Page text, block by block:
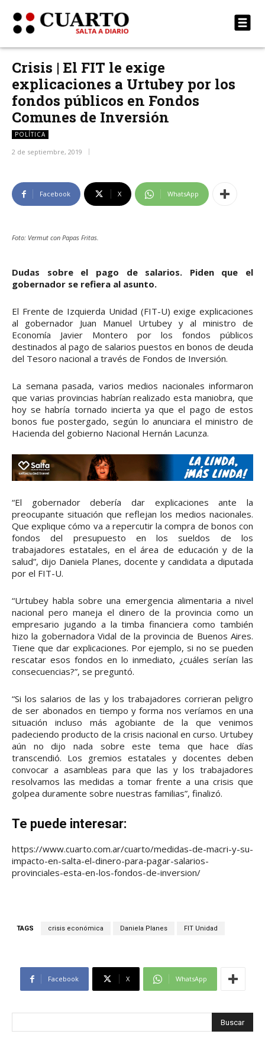
Crisis | El FIT le exige
explicaciones a Urtubey por los
fondos públicos en Fondos
Comunes de Inversión
POLÍTICA
2 de septiembre, 2019
Facebook X WhatsApp
Foto: Vermut con Papas Fritas.
Dudas sobre el pago de salarios. Piden que el
gobernador se refiera al asunto.
El Frente de Izquierda Unidad (FIT-U) exige explicaciones
al gobernador Juan Manuel Urtubey y al ministro de
Economía Javier Montero por los fondos públicos
destinados al pago de salarios puestos en bonos de deuda
del Tesoro nacional a través de Fondos de Inversión.
La semana pasada, varios medios nacionales informaron
que varias provincias habrían realizado esta maniobra, que
hoy se habría tornado incierta ya que el pago de estos
bonos fue postergado, según lo anunciara el ministro de
Hacienda del gobierno Nacional Hernán Lacunza.
“El gobernador debería dar explicaciones ante la
preocupante situación que reflejan los medios nacionales.
Que explique cómo va a repercutir la compra de bonos con
fondos del presupuesto en los sueldos de los
trabajadores estatales, en el área de educación y de la
salud”, dijo Daniela Planes, docente y candidata a diputada
por el FIT-U.
“Urtubey habla sobre una emergencia alimentaria a nivel
nacional pero maneja el dinero de la provincia como un
empresario jugando a la timba financiera como también
hizo la gobernadora Vidal de la provincia de Buenos Aires.
Tiene que dar explicaciones. Por ejemplo, si no se pueden
rescatar esos fondos en lo inmediato, ¿cuáles serían las
consecuencias?”, se preguntó.
“Si los salarios de las y los trabajadores corrieran peligro
de ser abonados en tiempo y forma nos veríamos en una
situación incluso más agobiante de la que venimos
padeciendo producto de la crisis nacional en curso. Urtubey
aún no dijo nada sobre este tema que hace días
transcendió. Los gremios estatales y docentes deben
convocar a asambleas para que las y los trabajadores
resolvamos las medidas a tomar frente a una crisis que
golpea duramente sobre nuestras familias”, finalizó.
Te puede interesar:
https://www.cuarto.com.ar/cuarto/medidas-de-macri-y-su-
impacto-en-salta-el-dinero-para-pagar-salarios-
provinciales-esta-en-los-fondos-de-inversion/
TAGS crisis económica Daniela Planes FIT Unidad
Facebook X WhatsApp